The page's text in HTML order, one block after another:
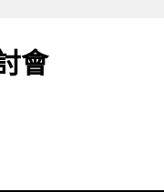
會